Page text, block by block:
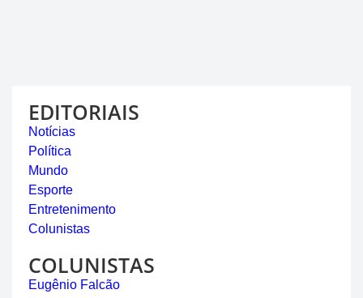
EDITORIAIS
Notícias
Política
Mundo
Esporte
Entretenimento
Colunistas
COLUNISTAS
Eugênio Falcão